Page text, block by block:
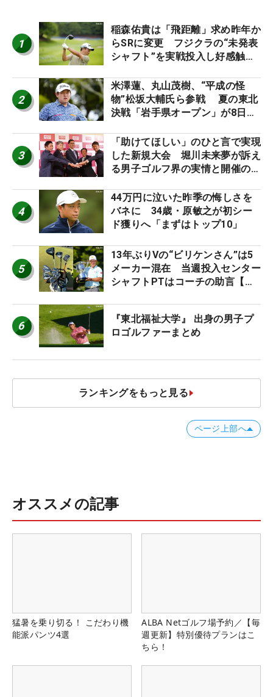
1
稲森佑貴は「飛距離」求め昨年か
らSRに変更 フジクラの“未発表
シャフト”を実戦投入し好感触
ーのヒトネタ！】
2
米澤蓮、丸山茂樹、“平成の怪
物”松坂大輔氏ら参戦 夏の東北
決戦「岩手県オープン」が8日開
3
「助けてほしい」のひと言で実現
した新規大会 堀川未来夢が訴え
る男子ゴルフ界の実情と開催の舞
4
44万円に泣いた昨季の悔しさを
バネに 34歳・原敏之が初シー
ド獲りへ「まずはトップ10」
5
13年ぶりVの“ビリケンさん”は5
メーカー混在 当週投入センター
シャフトPTはコーチの助言【勝
6
『東北福祉大学』 出身の男子プ
ロゴルファーまとめ
ランキングをもっと見る
ページ上部へ
オススメの記事
猛暑を乗り切る！ こだわり機
能派パンツ4選
ALBA Netゴルフ場予約／【毎
週更新】特別優待プランはこ
ちら！